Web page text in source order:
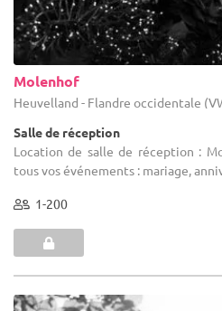
Molenhof
Heuvelland - Flandre occidentale
Salle de réception
Location de salle de réception :
tous vos événements : mariage,
1-200